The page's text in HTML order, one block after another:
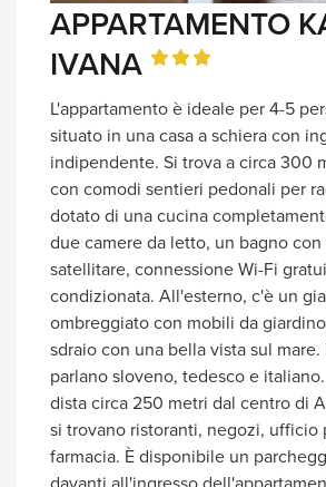
APPARTAMENTO
IVANA
L'appartamento è ideale per 4-5
situato in una casa a schiera con
indipendente. Si trova a circa 300
con comodi sentieri pedonali per
dotato di una cucina
due camere da letto, un bagno
satellitare, connessione Wi-Fi
condizionata. All'esterno, c'è un
ombreggiato con mobili da
sdraio con una bella vista sul
parlano sloveno, tedesco e
dista circa 250 metri dal centro di
si trovano ristoranti, negozi, ufficio
farmacia. È disponibile un